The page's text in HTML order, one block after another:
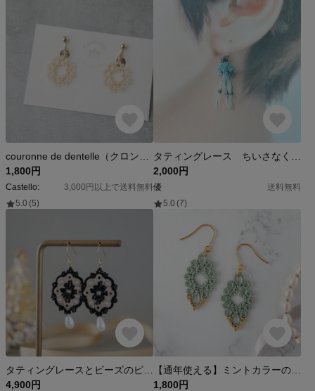
1,800円
Castello:
3,000円以上で送料無料
5.0 (5)
2,000円
優
送料無料
5.0 (7)
4,900円
1,800円